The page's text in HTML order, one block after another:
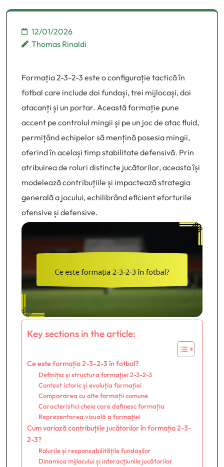
12/01/2026
Thomas Rinaldi
Formația 2-3-2-3 este o configurație tactică în
fotbal care include doi fundași, trei mijlocași, doi
atacanți și un portar. Această formație pune
accent pe controlul mingii și pe un joc de atac fluid,
permițând echipelor să mențină posesia mingii,
oferind în același timp stabilitate defensivă. Prin
atribuirea de roluri distincte jucătorilor, aceasta își
modelează contribuțiile și impactează strategia
generală a jocului, echilibrând eficient eforturile
ofensive și defensive.
Key sections in the article:
Ce este formația 2-3-2-3 în fotbal?
Definiția și structura formației 2-3-2-3
Context istoric și evoluția formației
Compararea cu alte formații comune
Caracteristici cheie care definesc formația
Reprezentarea vizuală a formației
Cum variază contribuțiile jucătorilor în formația 2-3-
2-3?
Rolurile și responsabilitățile fundașilor
Dinamica mijlocului și interacțiunile jucătorilor